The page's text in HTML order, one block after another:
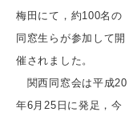
梅田にて，約100名の
同窓生らが参加して開
催されました。
関西同窓会は平成20
年6月25日に発足，今